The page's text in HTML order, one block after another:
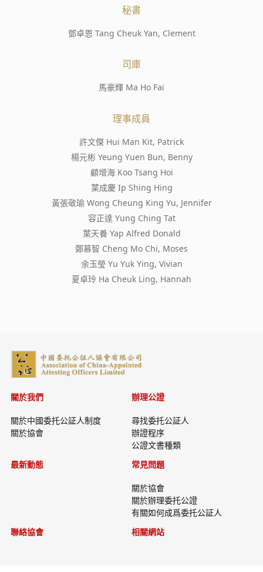
秘書
鄧卓恩 Tang Cheuk Yan, Clement
司庫
馬豪輝 Ma Ho Fai
理事成員
許文傑 Hui Man Kit, Patrick
楊元彬 Yeung Yuen Bun, Benny
顧增海 Koo Tsang Hoi
葉成慶 Ip Shing Hing
黃張敬瑜 Wong Cheung King Yu, Jennifer
容正達 Yung Ching Tat
葉天養 Yap Alfred Donald
鄭慕智 Cheng Mo Chi, Moses
余玉瑩 Yu Yuk Ying, Vivian
夏卓玲 Ha Cheuk Ling, Hannah
關於我們
關於中國委托公証人制度
關於協會
辦理公證
尋找委托公証人
辦證程序
公證文書種類
最新動態
常見問題
關於協會
關於辦理委托公證
有關如何成爲委托公証人
聯絡協會
相關網站